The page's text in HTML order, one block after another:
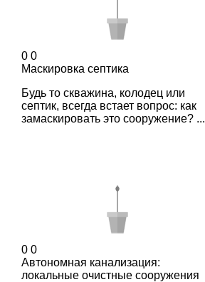
0 0
Маскировка септика
Будь то скважина, колодец или
септик, всегда встает вопрос: как
замаскировать это сооружение? ...
0 0
Автономная канализация:
локальные очистные сооружения